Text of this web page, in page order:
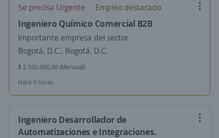
Se precisa Urgente Empleo destacado
Ingeniero Químico Comercial B2B
Importante empresa del sector
Bogotá, D.C., Bogotá, D.C.
$ 2.500.000,00 (Mensual)
Hace 9 horas
Ingeniero Desarrollador de
Automatizaciones e Integraciones.